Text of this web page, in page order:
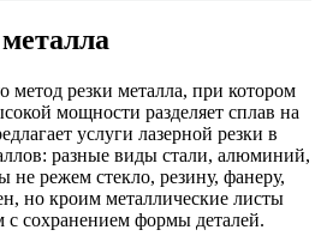
метод резки металла, при котором
мощности разделяет сплав на
услуги лазерной резки в
разные виды стали, алюминий,
не режем стекло, резину, фанеру,
но кроим металлические листы
сохранением формы деталей.